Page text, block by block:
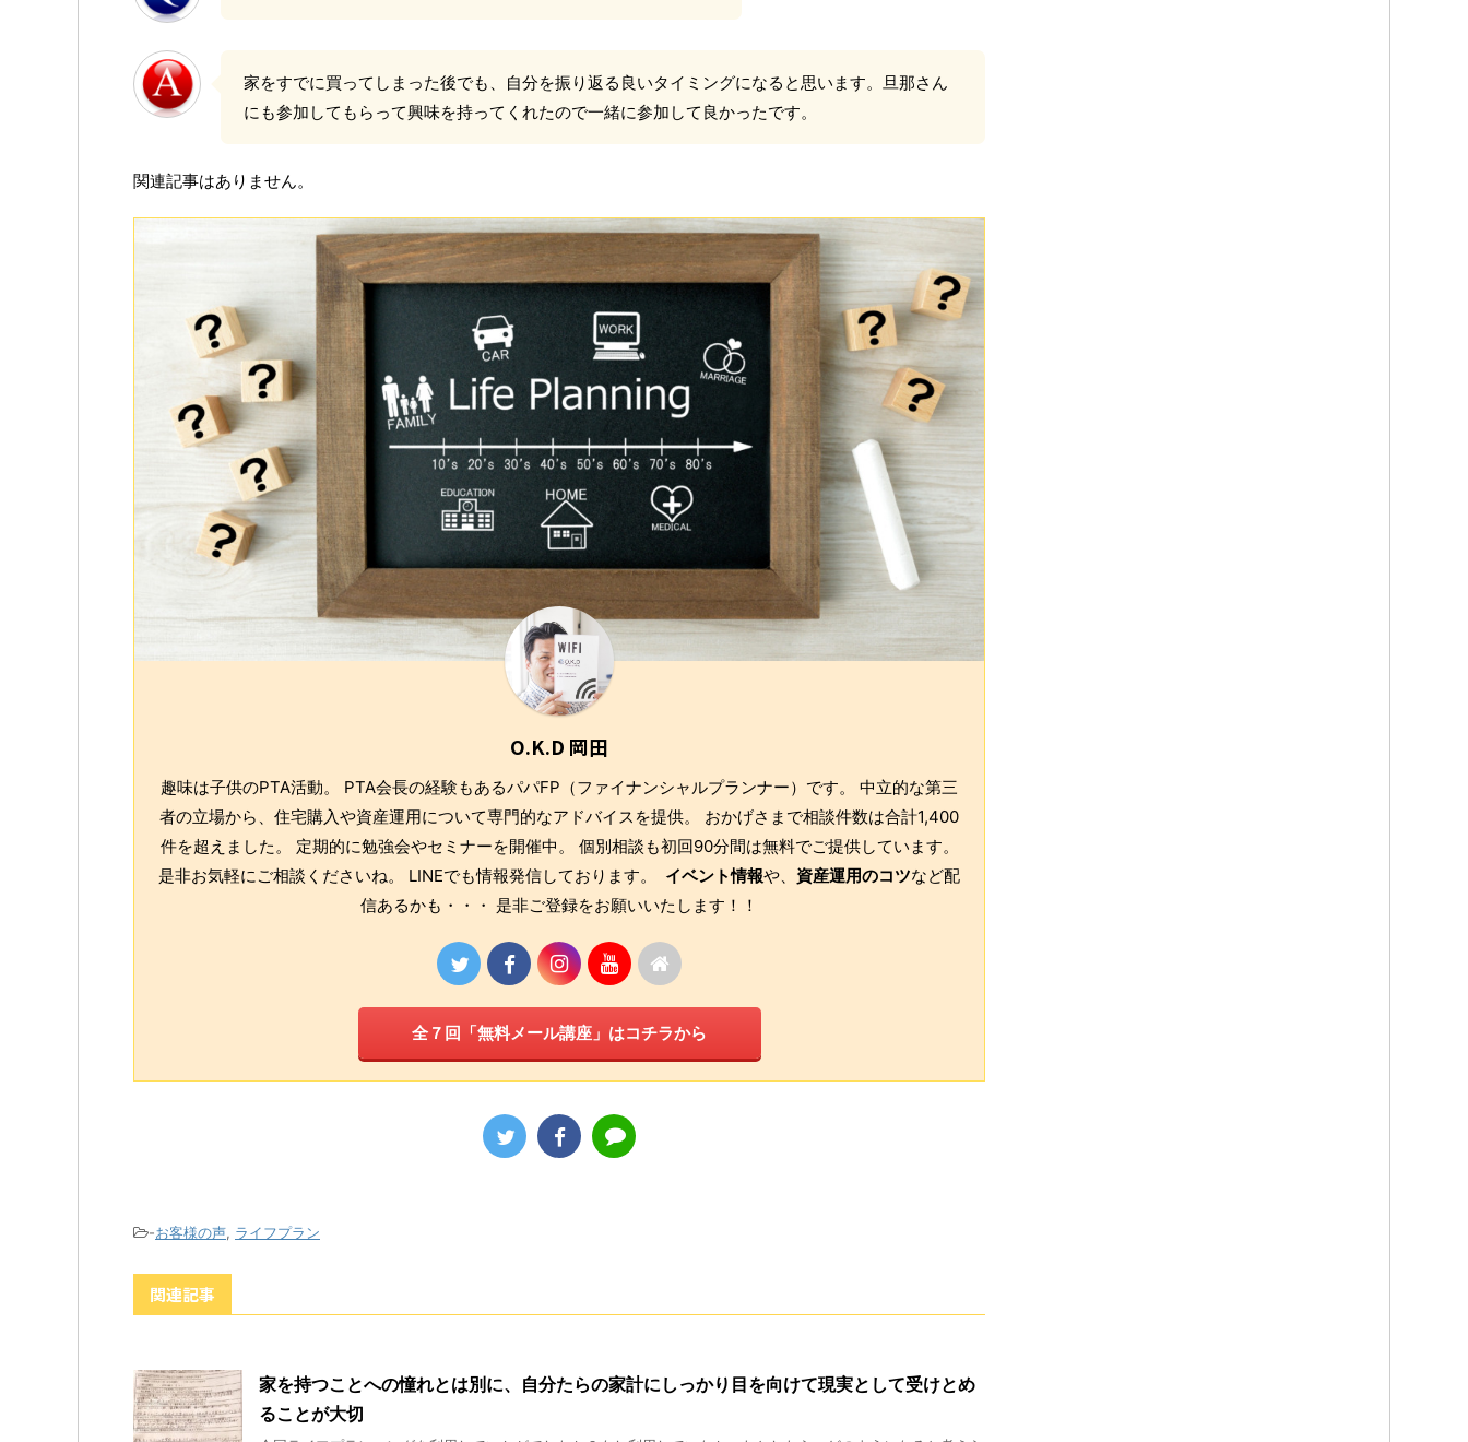
家をすでに買ってしまった後でも、自分を振り返る良いタイミングになると思います。旦那さん
にも参加してもらって興味を持ってくれたので一緒に参加して良かったです。
関連記事はありません。
O.K.D 岡田
趣味は子供のPTA活動。 PTA会長の経験もあるパパFP（ファイナンシャルプランナー）です。 中立的な第三
者の立場から、住宅購入や資産運用について専門的なアドバイスを提供。 おかげさまで相談件数は合計1,400
件を超えました。 定期的に勉強会やセミナーを開催中。 個別相談も初回90分間は無料でご提供しています。
是非お気軽にご相談くださいね。 LINEでも情報発信しております。 イベント情報や、 資産運用のコツなど配
信あるかも・・・ 是非ご登録をお願いいたします！！
全７回「無料メール講座」はコチラから
-お客様の声, ライフプラン
関連記事
家を持つことへの憧れとは別に、自分たらの家計にしっかり目を向けて現実として受けとめ
ることが大切